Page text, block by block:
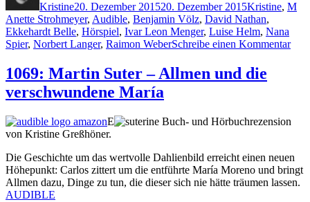
Kristine20. Dezember 201520. Dezember 2015Kristine, M
Anette Strohmeyer, Audible, Benjamin Völz, David Nathan,
Ekkehardt Belle, Hörspiel, Ivar Leon Menger, Luise Helm, Nana
Spier, Norbert Langer, Raimon WeberSchreibe einen Kommentarzu
1069: Martin Suter – Allmen und die
verschwundene María
E
ine Buch- und Hörbuchrezension
von Kristine Greßhöner.
Die Geschichte um das wertvolle Dahlienbild erreicht einen neuen
Höhepunkt: Carlos zittert um die entführte María Moreno und bringt
Allmen dazu, Dinge zu tun, die dieser sich nie hätte träumen lassen.
AUDIBLE